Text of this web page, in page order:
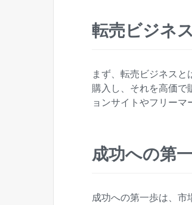
転売ビジネ
まず、転売ビジネス
購入し、それを高価で
ョンサイトやフリーマ
成功への第
成功への第一歩は、